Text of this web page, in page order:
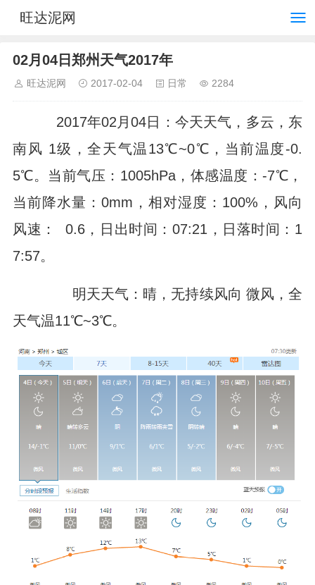
旺达泥网
02月04日郑州天气2017年
旺达泥网 2017-02-04 日常 2284
2017年02月04日：今天天气，多云，东
南风 1级，全天气温13℃~0℃，当前温度-0.
5℃。当前气压：1005hPa，体感温度：-7℃，
当前降水量：0mm，相对湿度：100%，风向
风速： 0.6，日出时间：07:21，日落时间：1
7:57。
明天天气：晴，无持续风向 微风，全
天气温11℃~3℃。